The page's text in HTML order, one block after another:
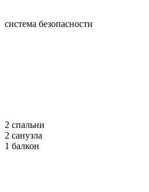
система безопасности
2 спальни
2 санузла
1 балкон